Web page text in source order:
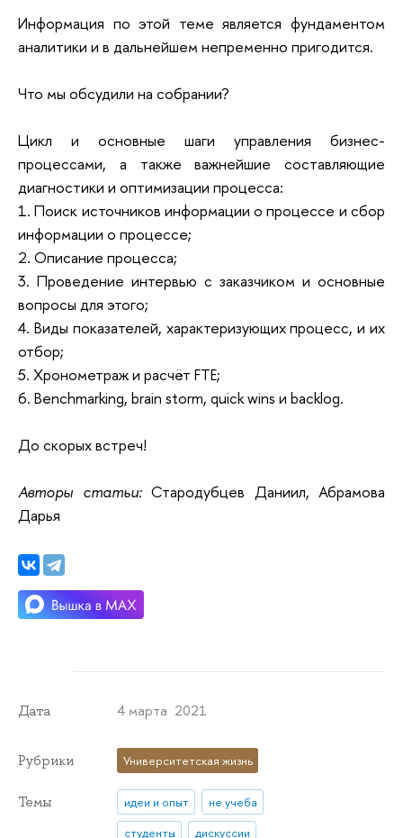
Информация по этой теме является фундаментом
аналитики и в дальнейшем непременно пригодится.
Что мы обсудили на собрании?
Цикл и основные шаги управления бизнес-
процессами, а также важнейшие составляющие
диагностики и оптимизации процесса:
1. Поиск источников информации о процессе и сбор
информации о процессе;
2. Описание процесса;
3. Проведение интервью с заказчиком и основные
вопросы для этого;
4. Виды показателей, характеризующих процесс, и их
отбор;
5. Хронометраж и расчёт FTE;
6. Benchmarking, brain storm, quick wins и backlog.
До скорых встреч!
Авторы статьи:Стародубцев Даниил, Абрамова
Дарья
Дата 4 марта 2021
Рубрики Университетская жизнь
Темы идеи и опыт
не учеба
студенты
дискуссии